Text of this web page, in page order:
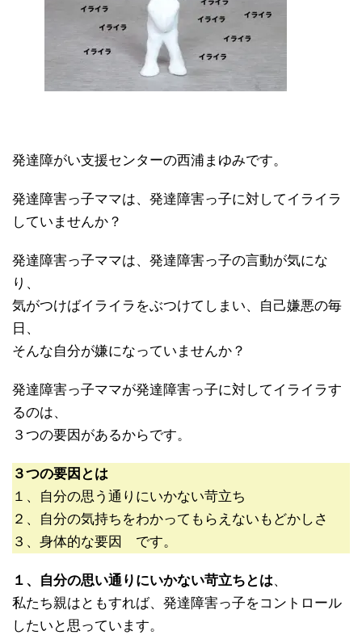
発達障がい支援センターの西浦まゆみです。
発達障害っ子ママは、発達障害っ子に対してイライラ
していませんか？
発達障害っ子ママは、発達障害っ子の言動が気にな
り、
気がつけばイライラをぶつけてしまい、自己嫌悪の毎
日、
そんな自分が嫌になっていませんか？
発達障害っ子ママが発達障害っ子に対してイライラす
るのは、
３つの要因があるからです。
３つの要因とは
１、自分の思う通りにいかない苛立ち
２、自分の気持ちをわかってもらえないもどかしさ
３、身体的な要因 です。
１、自分の思い通りにいかない苛立ちとは、
私たち親はともすれば、発達障害っ子をコントロール
したいと思っています。